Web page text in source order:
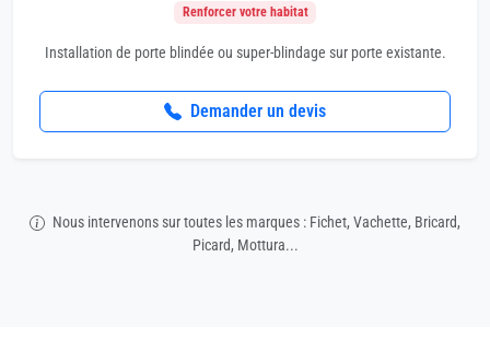
Renforcer votre habitat
Installation de porte blindée ou super-blindage sur porte existante.
Demander un devis
Nous intervenons sur toutes les marques : Fichet, Vachette, Bricard,
Picard, Mottura...